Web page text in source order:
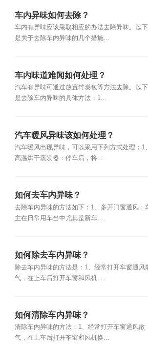
车内异味如何去除？
车内有异味应该采取相应的办法去除异味。以下
是关于去除车内异味的几个措施...
车内味道难闻如何处理？
汽车有异味可通过放置竹炭包等方法去除。以下
是去除车内异味的具体方法：1...
汽车暖风异味该如何处理？
汽车暖风出现异味，可以采用下列方式处理：1、
高温烘干蒸发器：停车后，将...
如何去车内异味？
去除车内异味的方法如下：1、多开门窗通风：
主在日常用车当中尤其是新车...
如何除去车内异味？
除去车内异味的方法是：1、经常打开车窗通风
气，在上车后打开车窗和风机...
如何清除车内异味？
清除车内异味的方法：1、经常打开车窗通风散
气，在上车后打开车窗和风机换...